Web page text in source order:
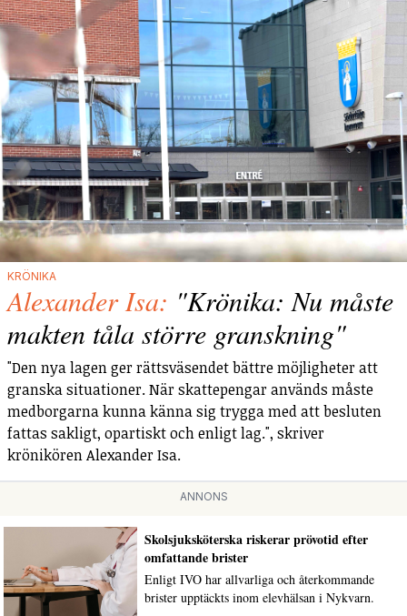
KRÖNIKA
Alexander Isa: "Krönika: Nu måste
makten tåla större granskning"
"Den nya lagen ger rättsväsendet bättre möjligheter att
granska situationer. När skattepengar används måste
medborgarna kunna känna sig trygga med att besluten
fattas sakligt, opartiskt och enligt lag.", skriver
krönikören Alexander Isa.
ANNONS
Skolsjuksköterska riskerar prövotid efter
omfattande brister
Enligt IVO har allvarliga och återkommande
brister upptäckts inom elevhälsan i Nykvarn.